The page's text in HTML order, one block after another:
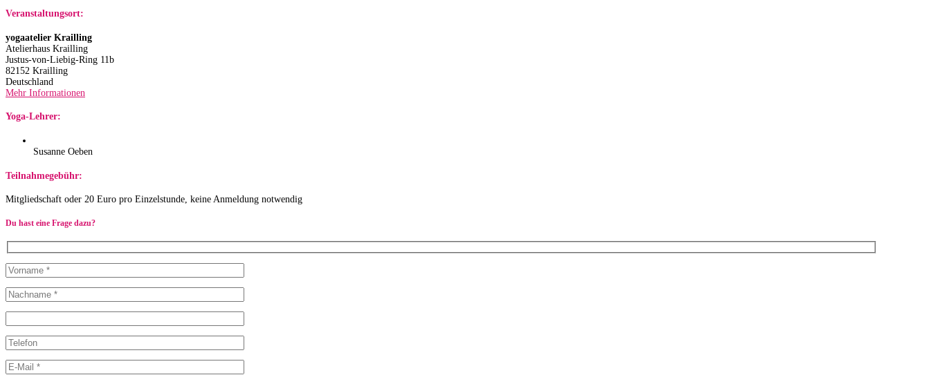
Veranstaltungsort:
yogaatelier Krailling
Atelierhaus Krailling
Justus-von-Liebig-Ring 11b
82152 Krailling
Deutschland
Mehr Informationen
Yoga-Lehrer:
Susanne Oeben
Teilnahmegebühr:
Mitgliedschaft oder 20 Euro pro Einzelstunde, keine Anmeldung notwendig
Du hast eine Frage dazu?